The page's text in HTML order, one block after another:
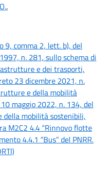
..
9, comma 2, lett. b), del
n. 281, sullo schema di
e dei trasporti,
23 dicembre 2021, n.
e della mobilità
maggio 2022, n. 134, del
mobilità sostenibili,
M2C2 4.4 “Rinnovo flotte
4.4.1 “Bus” del PNRR.